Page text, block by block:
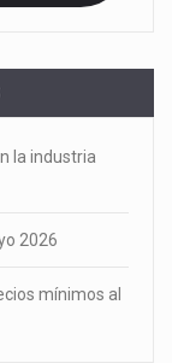
la industria
2026
mínimos al